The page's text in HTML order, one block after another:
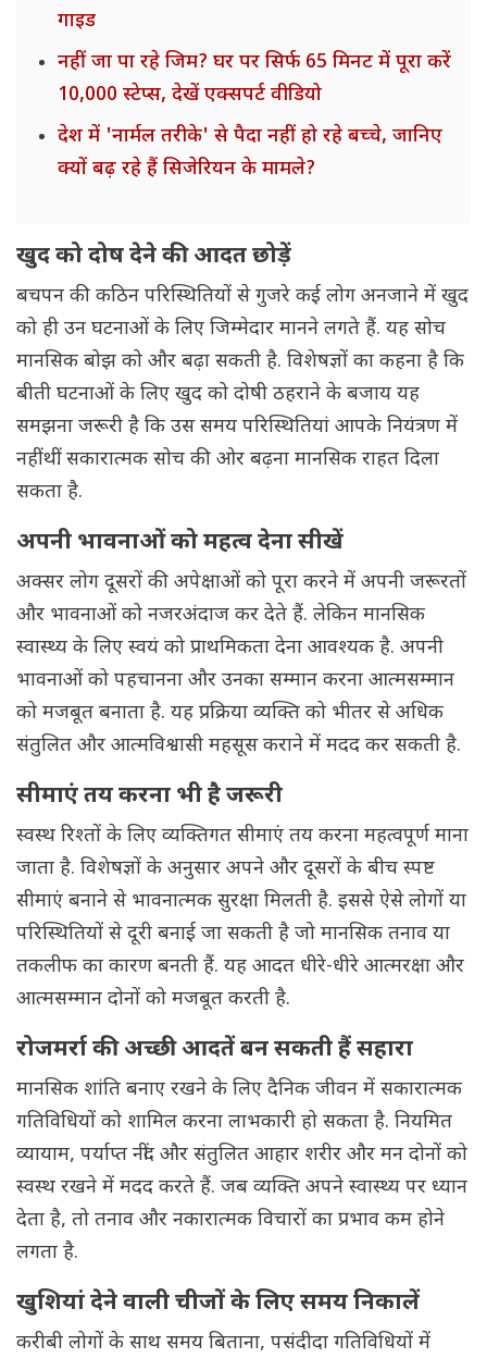
गाइड
नहीं जा पा रहे जिम? घर पर सिर्फ 65 मिनट में पूरा करें
10,000 स्टेप्स, देखें एक्सपर्ट वीडियो
देश में 'नार्मल तरीके' से पैदा नहीं हो रहे बच्चे, जानिए
क्यों बढ़ रहे हैं सिजेरियन के मामले?
खुद को दोष देने की आदत छोड़ें
बचपन की कठिन परिस्थितियों से गुजरे कई लोग अनजाने में खुद
को ही उन घटनाओं के लिए जिम्मेदार मानने लगते हैं. यह सोच
मानसिक बोझ को और बढ़ा सकती है. विशेषज्ञों का कहना है कि
बीती घटनाओं के लिए खुद को दोषी ठहराने के बजाय यह
समझना जरूरी है कि उस समय परिस्थितियां आपके नियंत्रण में
नहीं थीं. सकारात्मक सोच की ओर बढ़ना मानसिक राहत दिला
सकता है.
अपनी भावनाओं को महत्व देना सीखें
अक्सर लोग दूसरों की अपेक्षाओं को पूरा करने में अपनी जरूरतों
और भावनाओं को नजरअंदाज कर देते हैं. लेकिन मानसिक
स्वास्थ्य के लिए स्वयं को प्राथमिकता देना आवश्यक है. अपनी
भावनाओं को पहचानना और उनका सम्मान करना आत्मसम्मान
को मजबूत बनाता है. यह प्रक्रिया व्यक्ति को भीतर से अधिक
संतुलित और आत्मविश्वासी महसूस कराने में मदद कर सकती है.
सीमाएं तय करना भी है जरूरी
स्वस्थ रिश्तों के लिए व्यक्तिगत सीमाएं तय करना महत्वपूर्ण माना
जाता है. विशेषज्ञों के अनुसार अपने और दूसरों के बीच स्पष्ट
सीमाएं बनाने से भावनात्मक सुरक्षा मिलती है. इससे ऐसे लोगों या
परिस्थितियों से दूरी बनाई जा सकती है जो मानसिक तनाव या
तकलीफ का कारण बनती हैं. यह आदत धीरे-धीरे आत्मरक्षा और
आत्मसम्मान दोनों को मजबूत करती है.
रोजमर्रा की अच्छी आदतें बन सकती हैं सहारा
मानसिक शांति बनाए रखने के लिए दैनिक जीवन में सकारात्मक
गतिविधियों को शामिल करना लाभकारी हो सकता है. नियमित
व्यायाम, पर्याप्त नींद और संतुलित आहार शरीर और मन दोनों को
स्वस्थ रखने में मदद करते हैं. जब व्यक्ति अपने स्वास्थ्य पर ध्यान
देता है, तो तनाव और नकारात्मक विचारों का प्रभाव कम होने
लगता है.
खुशियां देने वाली चीजों के लिए समय निकालें
करीबी लोगों के साथ समय बिताना, पसंदीदा गतिविधियों में